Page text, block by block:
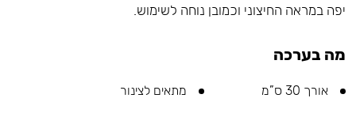
יפה במראה החיצוני וכמובן נוחה לשימוש.
מה בערכה
אורך 30 ס”מ מתאים לצינור